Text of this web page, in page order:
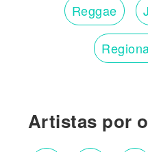
Reggae
Artistas por